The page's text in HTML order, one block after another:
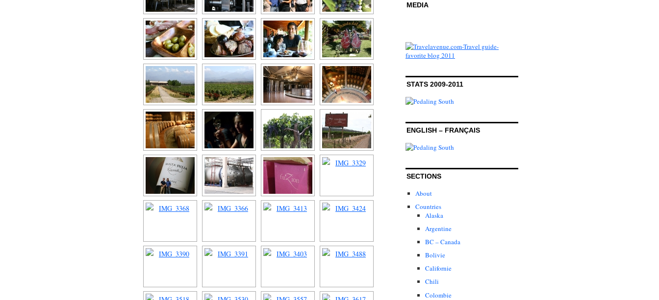
MEDIA
STATS 2009-2011
ENGLISH – FRANÇAIS
SECTIONS
About
Countries
Alaska
Argentine
BC – Canada
Bolivie
Californie
Chili
Colombie